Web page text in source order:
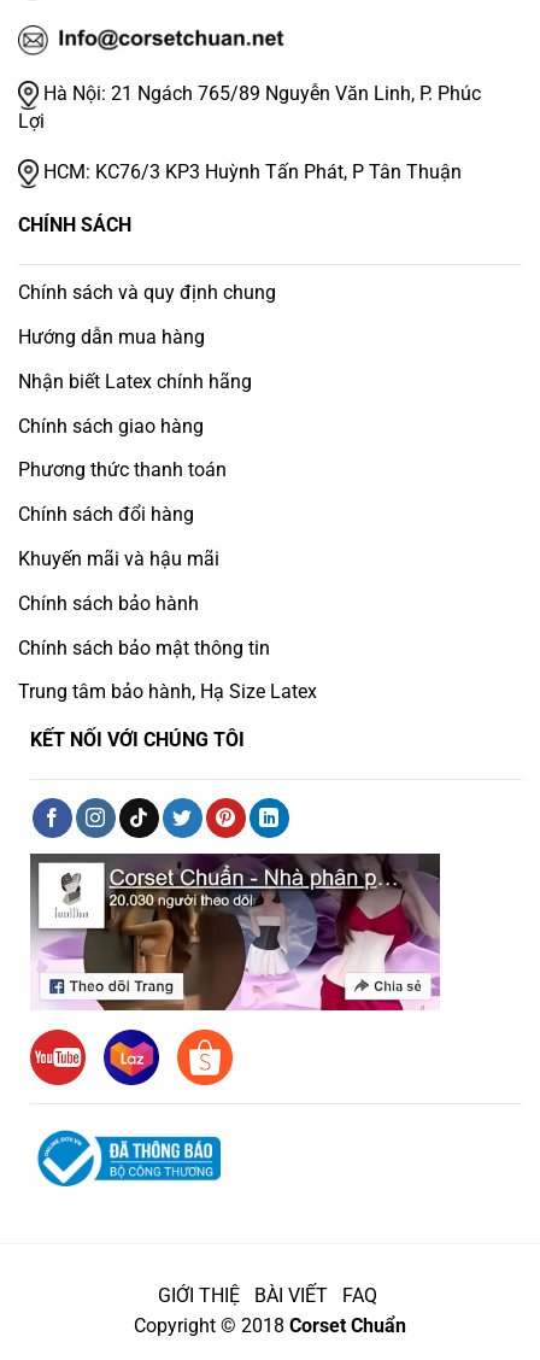
Hà Nội: 21 Ngách 765/89 Nguyễn Văn Linh, P. Phúc
Lợi
HCM: KC76/3 KP3 Huỳnh Tấn Phát, P Tân Thuận
CHÍNH SÁCH
Chính sách và quy định chung
Hướng dẫn mua hàng
Nhận biết Latex chính hãng
Chính sách giao hàng
Phương thức thanh toán
Chính sách đổi hàng
Khuyến mãi và hậu mãi
Chính sách bảo hành
Chính sách bảo mật thông tin
Trung tâm bảo hành, Hạ Size Latex
KẾT NỐI VỚI CHÚNG TÔI
GIỚI THIỆ BÀI VIẾT
FAQ
Copyright © 2018 Corset Chuẩn